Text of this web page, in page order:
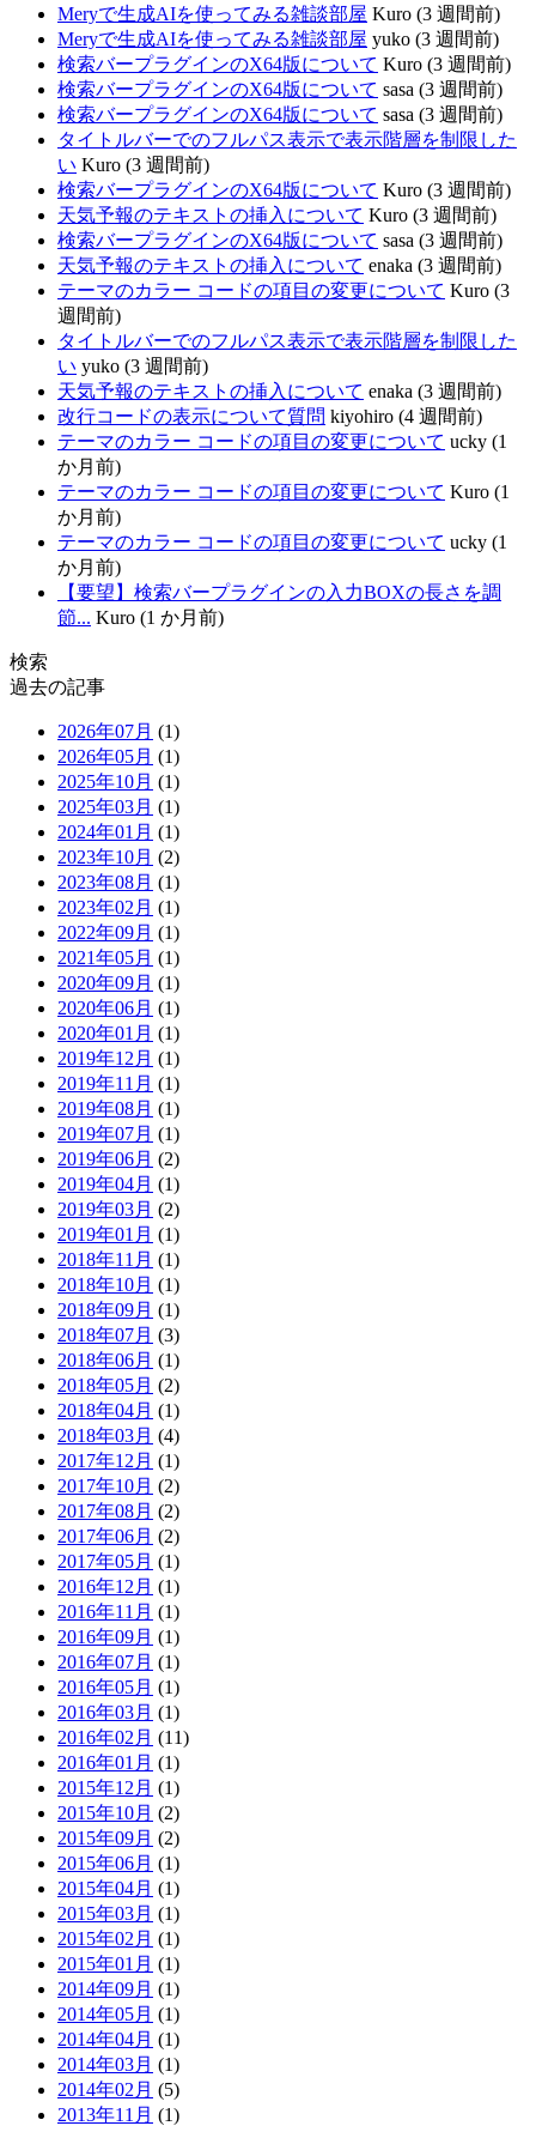
Meryで生成AIを使ってみる雑談部屋 Kuro (3 週間前)
Meryで生成AIを使ってみる雑談部屋 yuko (3 週間前)
検索バープラグインのX64版について Kuro (3 週間前)
検索バープラグインのX64版について sasa (3 週間前)
検索バープラグインのX64版について sasa (3 週間前)
タイトルバーでのフルパス表示で表示階層を制限した
い Kuro (3 週間前)
検索バープラグインのX64版について Kuro (3 週間前)
天気予報のテキストの挿入について Kuro (3 週間前)
検索バープラグインのX64版について sasa (3 週間前)
天気予報のテキストの挿入について enaka (3 週間前)
テーマのカラー コードの項目の変更について Kuro (3
週間前)
タイトルバーでのフルパス表示で表示階層を制限した
い yuko (3 週間前)
天気予報のテキストの挿入について enaka (3 週間前)
改行コードの表示について質問 kiyohiro (4 週間前)
テーマのカラー コードの項目の変更について ucky (1
か月前)
テーマのカラー コードの項目の変更について Kuro (1
か月前)
テーマのカラー コードの項目の変更について ucky (1
か月前)
【要望】検索バープラグインの入力BOXの長さを調
節... Kuro (1 か月前)
検索
過去の記事
2026年07月 (1)
2026年05月 (1)
2025年10月 (1)
2025年03月 (1)
2024年01月 (1)
2023年10月 (2)
2023年08月 (1)
2023年02月 (1)
2022年09月 (1)
2021年05月 (1)
2020年09月 (1)
2020年06月 (1)
2020年01月 (1)
2019年12月 (1)
2019年11月 (1)
2019年08月 (1)
2019年07月 (1)
2019年06月 (2)
2019年04月 (1)
2019年03月 (2)
2019年01月 (1)
2018年11月 (1)
2018年10月 (1)
2018年09月 (1)
2018年07月 (3)
2018年06月 (1)
2018年05月 (2)
2018年04月 (1)
2018年03月 (4)
2017年12月 (1)
2017年10月 (2)
2017年08月 (2)
2017年06月 (2)
2017年05月 (1)
2016年12月 (1)
2016年11月 (1)
2016年09月 (1)
2016年07月 (1)
2016年05月 (1)
2016年03月 (1)
2016年02月 (11)
2016年01月 (1)
2015年12月 (1)
2015年10月 (2)
2015年09月 (2)
2015年06月 (1)
2015年04月 (1)
2015年03月 (1)
2015年02月 (1)
2015年01月 (1)
2014年09月 (1)
2014年05月 (1)
2014年04月 (1)
2014年03月 (1)
2014年02月 (5)
2013年11月 (1)